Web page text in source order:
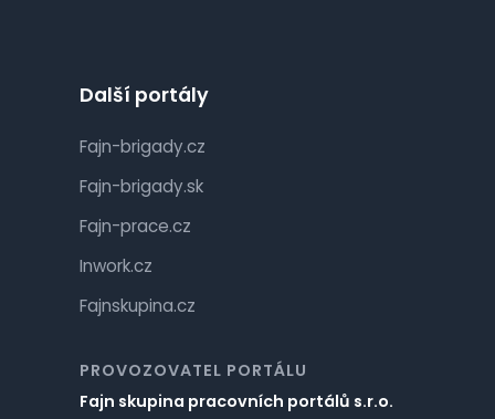
Další portály
Fajn-brigady.cz
Fajn-brigady.sk
Fajn-prace.cz
Inwork.cz
Fajnskupina.cz
PROVOZOVATEL PORTÁLU
Fajn skupina pracovních portálů s.r.o.